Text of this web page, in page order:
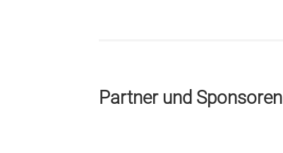
Partner und Sponsoren